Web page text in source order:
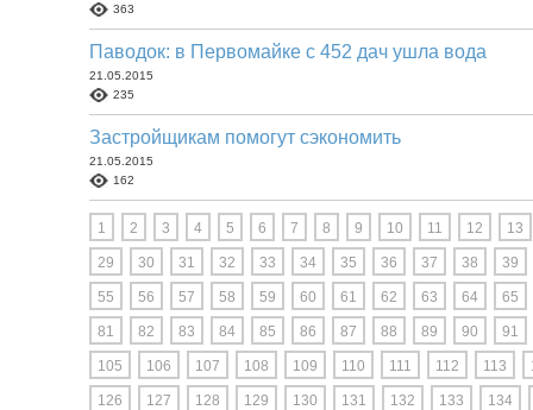
363
Паводок: в Первомайке с 452 дач ушла вода
21.05.2015
235
Застройщикам помогут сэкономить
21.05.2015
162
1 2 3 4 5 6 7 8 9 10 11 12 13
29 30 31 32 33 34 35 36 37 38 39
55 56 57 58 59 60 61 62 63 64 65
81 82 83 84 85 86 87 88 89 90 91
105 106 107 108 109 110 111 112 113
126 127 128 129 130 131 132 133 134